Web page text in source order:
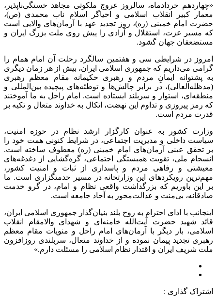
«چهاردهم خردادماه، سالروز عروج ملکوتی مجاهد خستگی‌ناپذیر،
معمار کبیر انقلاب اسلامی و احیاگر اسلام ناب محمدی (ص)،
حضرت امام خمینی (ره)، روز تجدید عهد با آرمان‌های والایی است
که مسیر عزت، استقلال و آزادی را پیش روی ملت بزرگ ایران و
مستضعفان جهان گشود.
امروز در شرایطی سی و هفتمین سالگرد رحلت آن امام همام را
گرامی می‌داریم که جمهوری اسلامی ایران، بیش از هر زمان دیگری
به پشتوانه ایمانِ مردم و رهبری حکیمانه مقام معظم رهبری
(مدظله‌العالی)، در برابر چالش‌ها و توطئه‌های پیچیده بین‌المللی و
منطقه‌ای، استوار و سربلند ایستاده است. امام راحل به ما آموختند
که رمز پیروزی و تداوم این نهضت، اتکال به خداوند متعال و تکیه بر
قدرت مردم است.
وزارت کشور به عنوان کارگزار ارشد نظام در حوزه امنیت،
سیاست داخلی و مدیریت اجتماعی، در شرایط کنونی همت خود را
بر تحقق عینی آرمان‌های امام خمینی (ره) معطوف ساخته است.
انسجام ملی، تقویت همبستگی اجتماعی، گره‌گشایی از دغدغه‌های
معیشتی و رفاهی مردم و پاسداری از ثبات و امنیت کشور،
مهم‌ترین رویکردهای این وزارتخانه در مسیر خدمتگزاری است. ما
بر این باوریم که بزرگداشت واقعی نظام و امام، در گرو خدمت
صادقانه، بی‌منت و عدالت‌محور به آحاد جامعه است.
اینجانب با ادای احترام به روح بلند بنیان‌گذار جمهوری اسلامی ایران،
قائد شهید حضرت آیت‌الله خامنه‌ای و شهدای والامقام انقلاب
اسلامی، بار دیگر با آرمان‌های امام راحل و منویات مقام معظم
رهبری تجدید پیمان نموده و از خداوند متعال، سربلندی روزافزون
ملت شریف ایران و اقتدار نظام اسلامی را مسئلت دارم.»
اشتراک گذاری :